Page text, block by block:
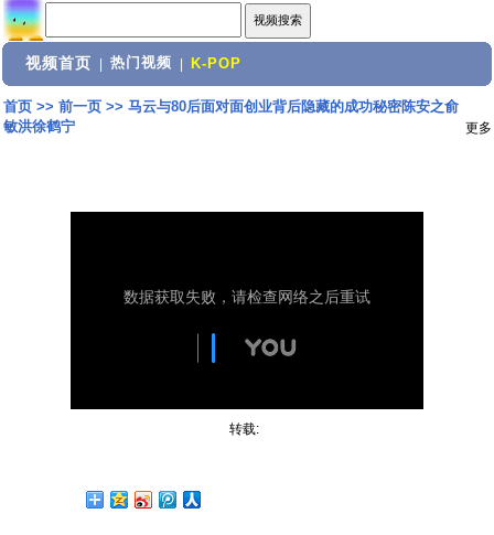
视频首页 热门视频 K-POP
首页>> 前一页>> 马云与80后面对面创业背后隐藏的成功秘密陈安之俞
敏洪徐鹤宁
更多
转载: